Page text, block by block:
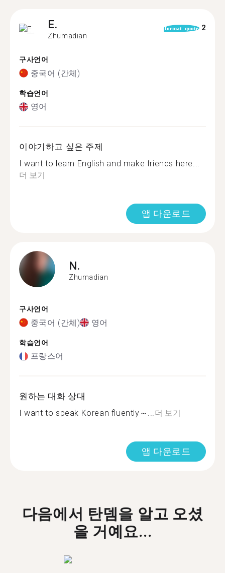
E.
Zhumadian
format_quote 2
구사언어
중국어 (간체)
학습언어
영어
이야기하고 싶은 주제
I want to learn English and make friends here...
더 보기
앱 다운로드
N.
Zhumadian
구사언어
중국어 (간체) 영어
학습언어
프랑스어
원하는 대화 상대
I want to speak Korean fluently～...더 보기
앱 다운로드
다음에서 탄뎀을 알고 오셨
을 거예요...